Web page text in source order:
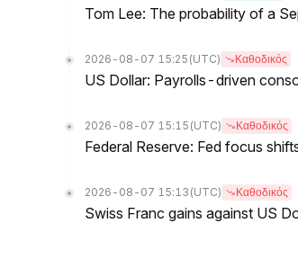
Tom Lee: The probability of a
2026-08-07 15:25 (UTC) Καθοδικός
US Dollar: Payrolls-driven
2026-08-07 15:15 (UTC) Καθοδικός
Federal Reserve: Fed focus
2026-08-07 15:13 (UTC) Καθοδικός
Swiss Franc gains against US